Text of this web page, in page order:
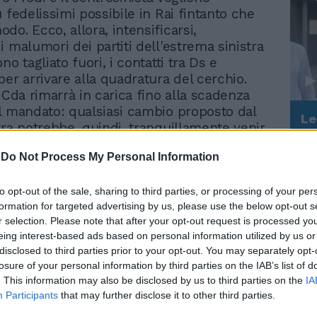
Do Not Process My Personal Information
opt-out of the sale, sharing to third parties, or processing of your
for targeted advertising by us, please use the below opt-out
selection. Please note that after your opt-out request is processed
interest-based ads based on personal information utilized by us
to third parties prior to your opt-out. You may separately
of your personal information by third parties on the IAB’s list of
This information may also be disclosed by us to third parties on the
Participants that may further disclose it to other third parties.
fedelissimi possibile in Rai fintanto che
Ecco, allora, intensificarsi,
malumori dei partiti dell'estrema sinistra
tagliato fuori, i contatti tra Ds e
arrivare alla quadratura del cerchio.
rimarrà in carica fino alla scadenza
mandato: qualsiasi cambio proposto dal
potrebbe, quindi, tranquillamente venir
nomine è gettare ombre sul Cda. Questo
Consiglio qualche nuova nomina. Cappon
la probabilissima bocciatura dei propri
dimostrare l'ingovernabilità del Cda.
alle Risorse umane, vorrebbe
al posto di Comanducci, tutto ruota
posizione di Clemente J. Mimun, direttore
tutte le proposte di Cappon per
Trump, Meloni e la strategia